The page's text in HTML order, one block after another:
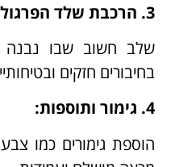
3. הרכבת שלד
שלב חשוב שבו נבנה
בחיבורים חזקים
4. גימור ותוספות:
הוספת גימורים כמו